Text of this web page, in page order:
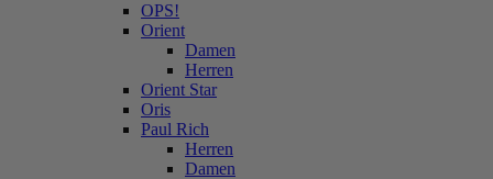
OPS!
Orient
Damen
Herren
Orient Star
Oris
Paul Rich
Herren
Damen